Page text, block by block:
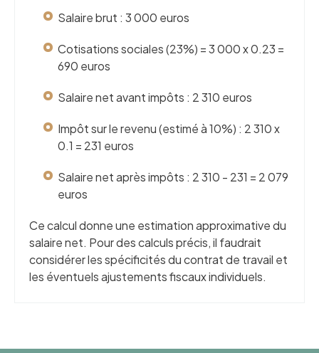
Salaire brut : 3 000 euros
Cotisations sociales (23%) = 3 000 x 0.23 =
690 euros
Salaire net avant impôts : 2 310 euros
Impôt sur le revenu (estimé à 10%) : 2 310 x
0.1 = 231 euros
Salaire net après impôts : 2 310 - 231 = 2 079
euros
Ce calcul donne une estimation approximative du
salaire net. Pour des calculs précis, il faudrait
considérer les spécificités du contrat de travail et
les éventuels ajustements fiscaux individuels.